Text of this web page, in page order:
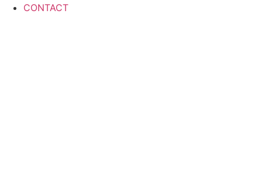
CONTACT